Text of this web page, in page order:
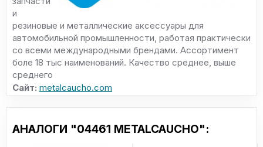
и
резиновые и металлические аксессуары для
автомобильной промышленности, работая практически
со всеми международными брендами. Ассортимент
боле 18 тыс наименований. Качество среднее, выше
среднего
Сайт: metalcaucho.com
АНАЛОГИ "04461 METALCAUCHO":